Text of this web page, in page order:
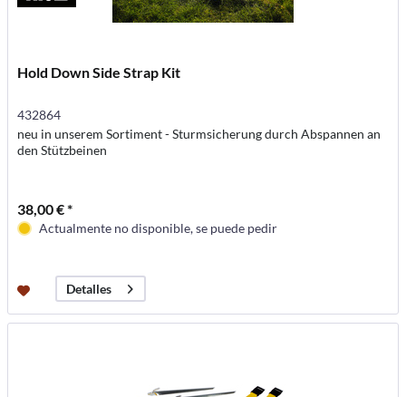
Hold Down Side Strap Kit
432864
neu in unserem Sortiment - Sturmsicherung durch Abspannen an
den Stützbeinen
38,00 € *
Actualmente no disponible, se puede pedir
Detalles